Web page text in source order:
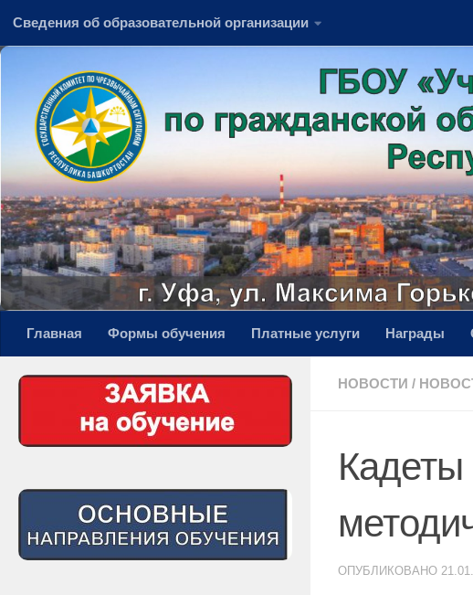
Перейти к содержимому
Сведения об образовательной организации
Главная Формы обучения Платные услуги Награды
НОВОСТИ /
ОПУБЛИКОВАНО